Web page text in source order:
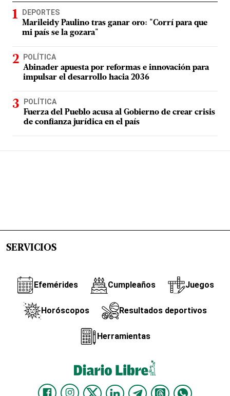
DEPORTES
Marileidy Paulino tras ganar oro: "Corrí para que
mi país se la gozara"
POLÍTICA
Abinader apuesta por reformas e innovación para
impulsar el desarrollo hacia 2036
POLÍTICA
Fuerza del Pueblo acusa al Gobierno de crear crisis
de confianza jurídica en el país
SERVICIOS
Efemérides Cumpleaños Juegos
Horóscopos Resultados deportivos
Herramientas